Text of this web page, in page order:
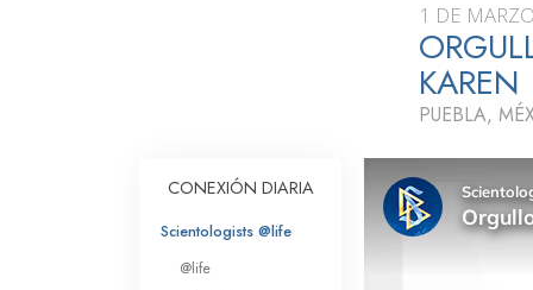
Qué dicen los
Scientology
Conoce a un
Los Principios
Una Introducción a
1 DE
KAREN
PUEBLA,
CONEXIÓN DIARIA
Scientologists @life
@life